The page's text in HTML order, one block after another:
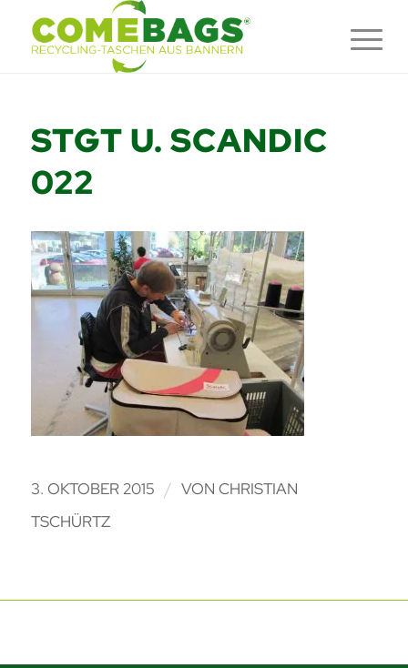
STGT U. SCANDIC
022
3. OKTOBER 2015 / VON CHRISTIAN
TSCHÜRTZ